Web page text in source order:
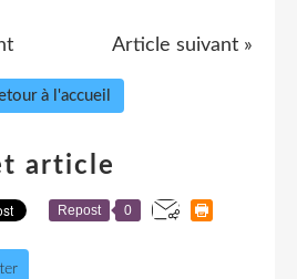
Article suivant »
à l'accueil
article
Repost 0